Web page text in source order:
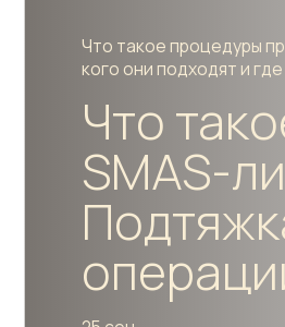
Что такое
SMAS-
Подтяжка
операции